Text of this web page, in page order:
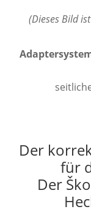
(Dieses Bild
Der
für
Der